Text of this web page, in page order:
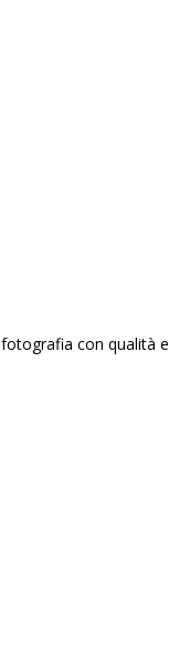
con qualità e